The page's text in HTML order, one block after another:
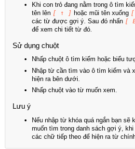
Khi con trỏ đang nằm trong ô tìm
tên lên [ ↑ ] hoặc mũi tên xuống
các từ được gợi ý. Sau đó nhấn [
để xem chi tiết từ đó.
Sử dụng chuột
Nhấp chuột ô tìm kiếm hoặc biểu
Nhập từ cần tìm vào ô tìm kiếm và
hiện ra bên dưới.
Nhấp chuột vào từ muốn xem.
Lưu ý
Nếu nhập từ khóa quá ngắn bạn sẽ
muốn tìm trong danh sách gợi ý, khi
các chữ tiếp theo để hiện ra từ